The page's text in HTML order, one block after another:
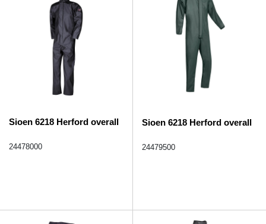
Sioen 6218 Herford overall
24478000
Sioen 6218 Herford overall
24479500